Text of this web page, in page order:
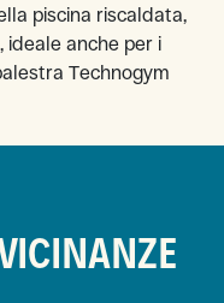
piscina riscaldata,
ideale anche per i
Technogym